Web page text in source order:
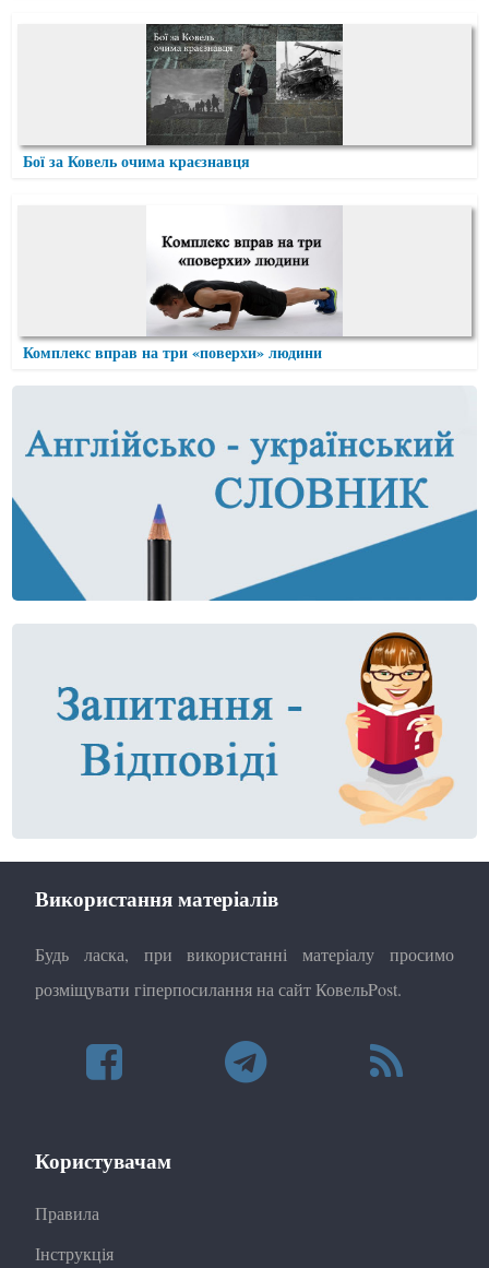
Бої за Ковель очима краєзнавця
Комплекс вправ на три «поверхи» людини
Використання матеріалів
Будь ласка, при використанні матеріалу просимо
розміщувати гіперпосилання на сайт КовельPost.
Користувачам
Правила
Інструкція